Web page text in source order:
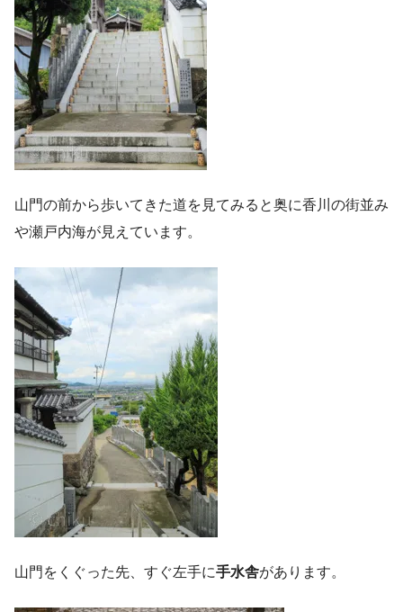
山門の前から歩いてきた道を見てみると奥に香川の街並み
や瀬戸内海が見えています。
山門をくぐった先、すぐ左手に手水舎があります。